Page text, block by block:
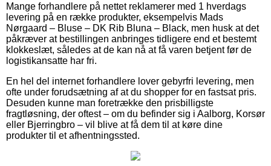
Mange forhandlere på nettet reklamerer med 1 hverdags
levering på en række produkter, eksempelvis Mads
Nørgaard – Bluse – DK Rib Bluna – Black, men husk at det
påkræver at bestillingen anbringes tidligere end et bestemt
klokkeslæt, således at de kan nå at få varen betjent før de
logistikansatte har fri.
En hel del internet forhandlere lover gebyrfri levering, men
ofte under forudsætning af at du shopper for en fastsat pris.
Desuden kunne man foretrække den prisbilligste
fragtløsning, der oftest – om du befinder sig i Aalborg, Korsør
eller Bjerringbro – vil blive at få dem til at køre dine
produkter til et afhentningssted.